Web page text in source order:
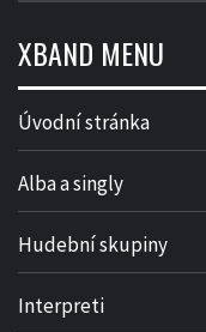
XBAND MENU
Úvodní stránka
Alba a singly
Hudební skupiny
Interpreti